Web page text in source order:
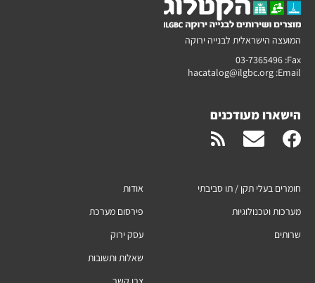
המועצה הישראלית לבנייה ירוקה
Fax:
03-7365496
Email:
hacatalog@ilgbc.org
חומרים בעלי תקן / תו סביבתי
מערכות וטכנולוגיות
שרותים
אודות
פירסום מערכת
עסק ירוק
שאלות ותשובות
הישארו מעודכנים